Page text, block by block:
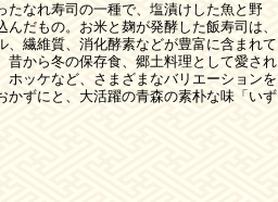
たなれ寿司の一種で、塩漬けした魚と野
だもの。お米と麹が発酵した飯寿司は、
、繊維質、消化酵素などが豊富に含まれて
昔から冬の保存食、郷土料理として愛され
ホッケなど、さまざまなバリエーションを
かずにと、大活躍の青森の素朴な味「いず